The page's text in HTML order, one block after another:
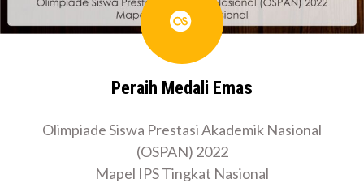
Last.fm
Peraih Medali Emas
Olimpiade Siswa Prestasi Akademik Nasional
(OSPAN) 2022
Mapel IPS Tingkat Nasional